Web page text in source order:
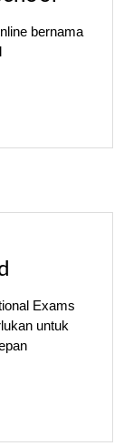
bernama
Exams
untuk